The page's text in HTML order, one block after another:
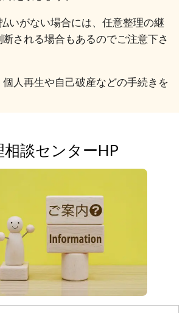
いがない場合には、任意整理の継
される場合もあるのでご注意下さ
人再生や自己破産などの手続きを
相談センターHP